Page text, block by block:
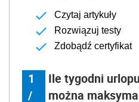
Czytaj artykuły
Rozwiązuj testy
Zdobądź certyfikat
1
/
Ile tygodni
można